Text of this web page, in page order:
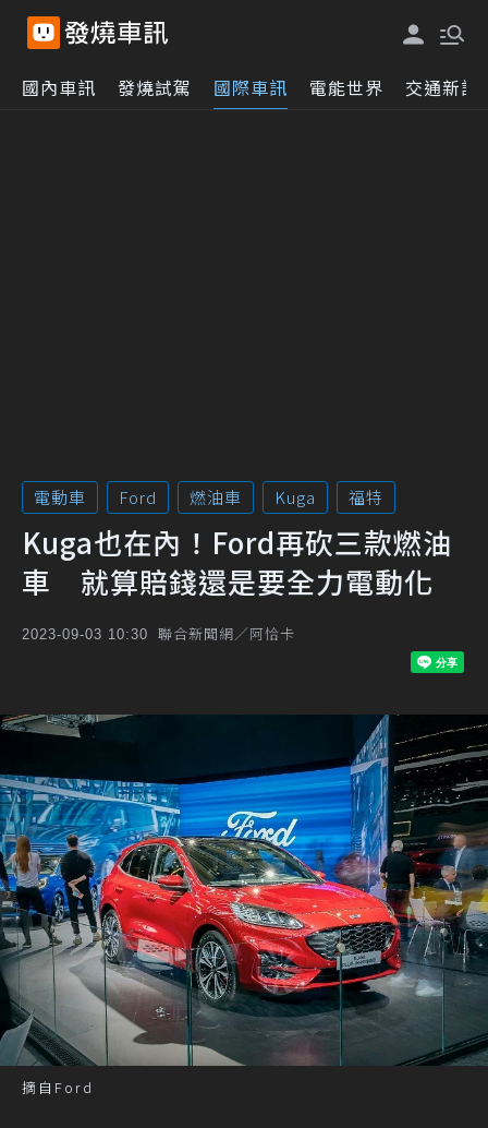
國內車訊 發燒試駕 國際車訊 電能世界 交通新訊
電動車 Ford 燃油車 Kuga 福特
Kuga也在內！Ford再砍三款燃油
車 就算賠錢還是要全力電動化
2023-09-03 10:30 聯合新聞網／阿恰卡
摘自Ford